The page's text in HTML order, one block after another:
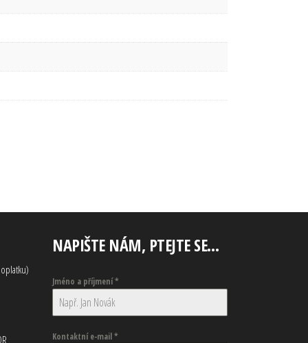
NAPIŠTE NÁM, PTEJTE SE…
Jméno a příjmení*
Kontaktní e-mail*